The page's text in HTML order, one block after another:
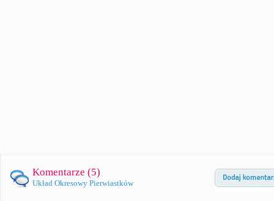
Komentarze (5)
Układ Okresowy Pierwiastków